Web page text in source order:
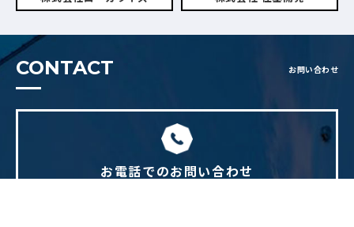
CONTACT お問い合わせ
お電話でのお問い合わせ